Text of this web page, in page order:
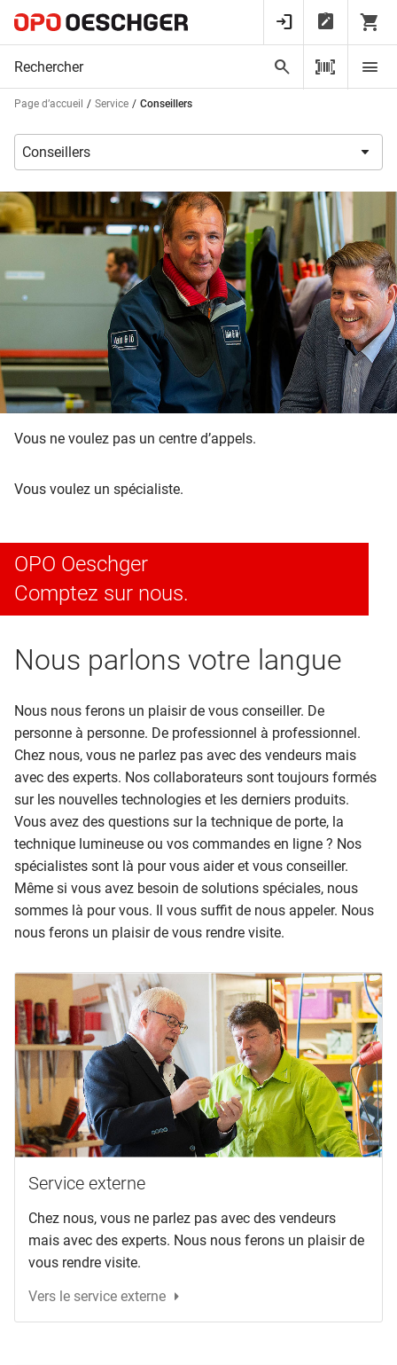
Page d’accueil Service Conseillers
Vous ne voulez pas un centre d’appels.
Vous voulez un spécialiste.
OPO Oeschger
Comptez sur nous.
Nous parlons votre langue
Nous nous ferons un plaisir de vous conseiller. De
personne à personne. De professionnel à professionnel.
Chez nous, vous ne parlez pas avec des vendeurs mais
avec des experts. Nos collaborateurs sont toujours formés
sur les nouvelles technologies et les derniers produits.
Vous avez des questions sur la technique de porte, la
technique lumineuse ou vos commandes en ligne ? Nos
spécialistes sont là pour vous aider et vous conseiller.
Même si vous avez besoin de solutions spéciales, nous
sommes là pour vous. Il vous suffit de nous appeler. Nous
nous ferons un plaisir de vous rendre visite.
Service externe
Chez nous, vous ne parlez pas avec des vendeurs
mais avec des experts. Nous nous ferons un plaisir de
vous rendre visite.
Vers le service externe